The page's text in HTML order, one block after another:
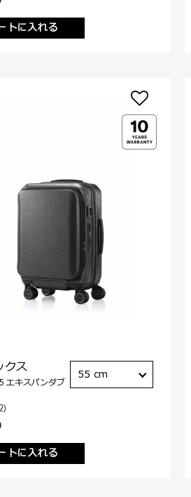
トに入れる
トに入れる
クス
エキスパンダブ
55 cm